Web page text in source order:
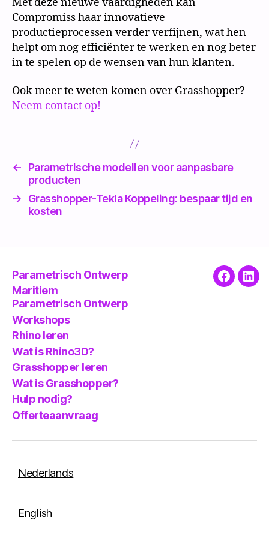
Compromiss haar innovatieve
productieprocessen verder verfijnen, wat hen
helpt om nog efficiënter te werken en nog beter
in te spelen op de wensen van hun klanten.
Ook meer te weten komen over Grasshopper?
Neem contact op!
←
Parametrische modellen voor aanpasbare
producten
→
Grasshopper-Tekla Koppeling: bespaar tijd en
kosten
Parametrisch Ontwerp
Maritiem
Parametrisch Ontwerp
Workshops
Rhino leren
Wat is Rhino3D?
Grasshopper leren
Wat is Grasshopper?
Hulp nodig?
Offerteaanvraag
Nederlands
English